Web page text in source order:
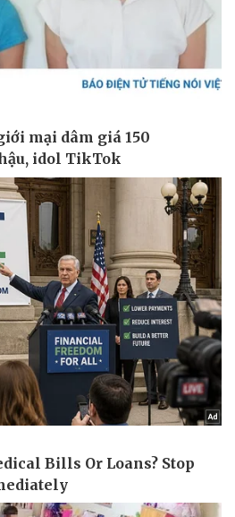
Đời sống
Nhà đẹp
Tình yêu - Gia đình